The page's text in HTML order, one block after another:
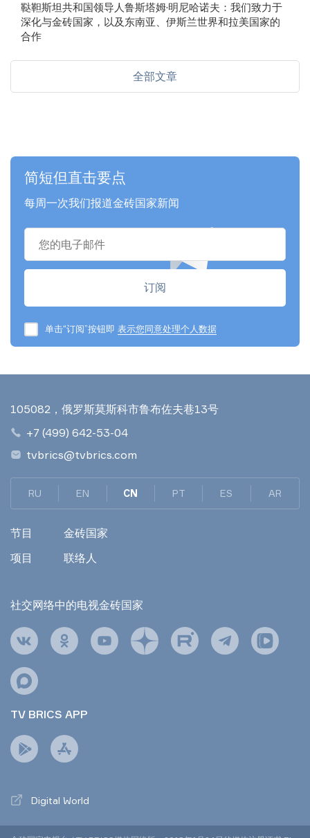
鞑靼斯坦共和国领导人鲁斯塔姆·明尼哈诺夫：我们致力于
深化与金砖国家，以及东南亚、伊斯兰世界和拉美国家的
合作
全部文章
简短但直击要点
每周一次我们报道金砖国家新闻
单击“订阅”按钮即 表示您同意处理个人数据
105082，俄罗斯莫斯科市鲁布佐夫巷13号
+7 (499) 642-53-04
tvbrics@tvbrics.com
RU EN CN PT ES AR
节目
项目
金砖国家
联络人
社交网络中的电视金砖国家
TV BRICS APP
Digital World